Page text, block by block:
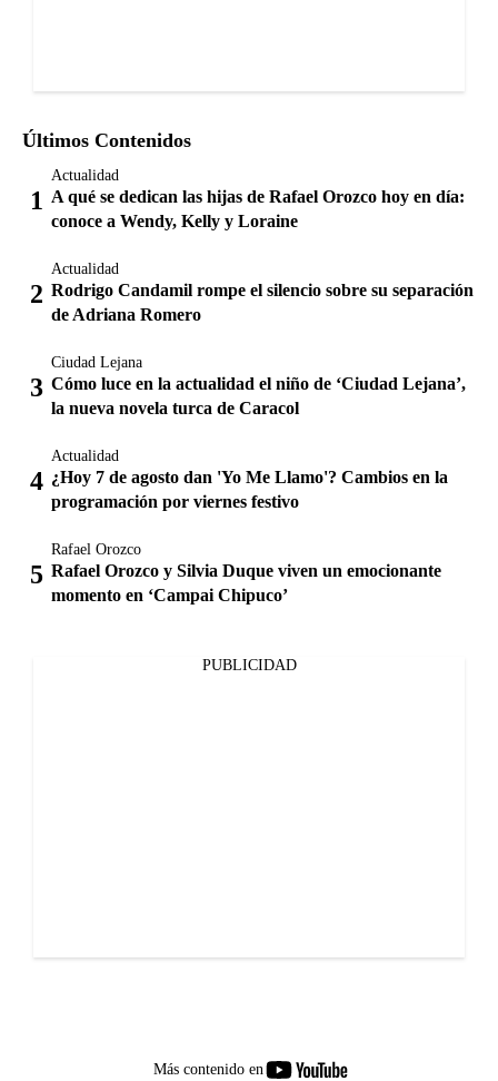
Últimos Contenidos
Actualidad
A qué se dedican las hijas de Rafael Orozco hoy en día:
conoce a Wendy, Kelly y Loraine
Actualidad
Rodrigo Candamil rompe el silencio sobre su separación
de Adriana Romero
Ciudad Lejana
Cómo luce en la actualidad el niño de ‘Ciudad Lejana’,
la nueva novela turca de Caracol
Actualidad
¿Hoy 7 de agosto dan 'Yo Me Llamo'? Cambios en la
programación por viernes festivo
Rafael Orozco
Rafael Orozco y Silvia Duque viven un emocionante
momento en ‘Campai Chipuco’
PUBLICIDAD
Más contenido en youtube-